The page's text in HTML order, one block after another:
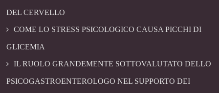
DEL CERVELLO
COME LO STRESS PSICOLOGICO CAUSA PICCHI DI
GLICEMIA
IL RUOLO GRANDEMENTE SOTTOVALUTATO DELLO
PSICOGASTROENTEROLOGO NEL SUPPORTO DEI